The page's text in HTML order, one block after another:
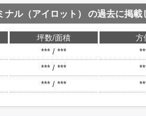
ル（アイロット） の過去に掲載
坪数/面積 方
*** / ***
*** / ***
*** / ***